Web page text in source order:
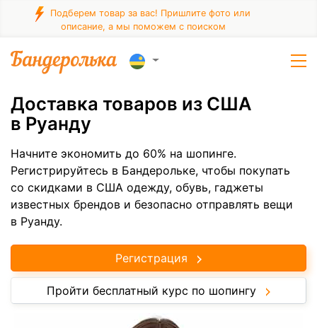
Подберем товар за вас! Пришлите фото или
описание, а мы поможем с поиском
Доставка товаров из США
в Руанду
Начните экономить до 60% на шопинге.
Регистрируйтесь в Бандерольке, чтобы покупать
со скидками в США одежду, обувь, гаджеты
известных брендов и безопасно отправлять вещи
в Руанду.
Регистрация
Пройти бесплатный курс по шопингу